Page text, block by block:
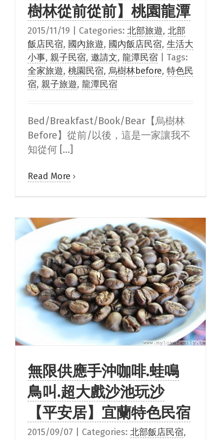
樹林從前從前】桃園龍潭
2015/11/19 Categories: 北部旅遊, 北部
飯店民宿, 國內旅遊, 國內飯店民宿, 生活大
小事, 親子民宿, 邀請文, 龍潭民宿
Tags:
全家旅遊, 桃園民宿, 烏樹林before, 特色民
宿, 親子旅遊, 龍潭民宿
Bed/Breakfast/Book/Bear【烏樹林
Before】從前/以後，這是一家讓我不
知從何 [...]
Read More
無限供應手沖咖啡.蛙鳴
鳥叫.超大戲沙池玩沙
【平安居】宜蘭特色民宿
2015/09/07 Categories: 北部飯店民宿,